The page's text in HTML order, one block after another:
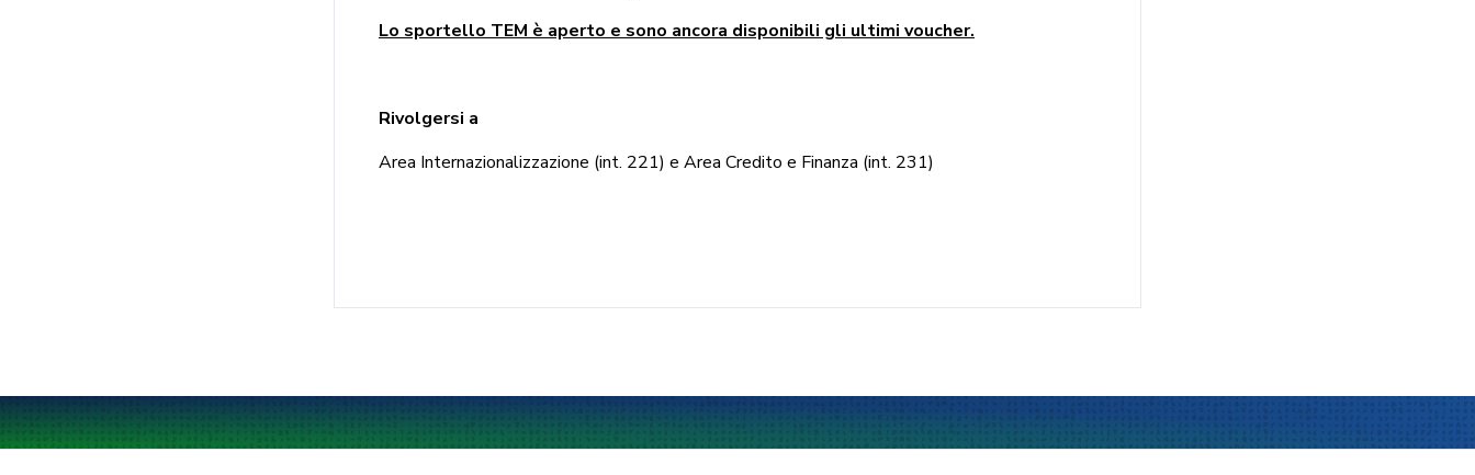
Lo sportello TEM è aperto e sono ancora disponibili gli ultimi voucher.
Rivolgersi a
Area Internazionalizzazione (int. 221) e Area Credito e Finanza (int. 231)